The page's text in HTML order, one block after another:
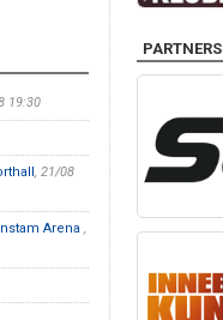
19:30
, 21/08
Arena ,